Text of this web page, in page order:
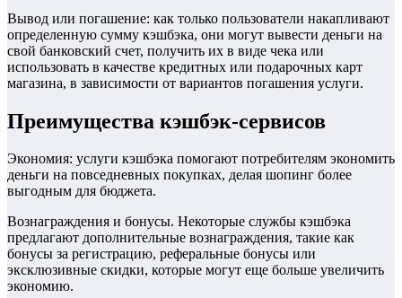
Вывод или погашение: как только пользователи накапливают
определенную сумму кэшбэка, они могут вывести деньги на
свой банковский счет, получить их в виде чека или
использовать в качестве кредитных или подарочных карт
магазина, в зависимости от вариантов погашения услуги.
Преимущества кэшбэк-сервисов
Экономия: услуги кэшбэка помогают потребителям экономить
деньги на повседневных покупках, делая шопинг более
выгодным для бюджета.
Вознаграждения и бонусы. Некоторые службы кэшбэка
предлагают дополнительные вознаграждения, такие как
бонусы за регистрацию, реферальные бонусы или
эксклюзивные скидки, которые могут еще больше увеличить
экономию.